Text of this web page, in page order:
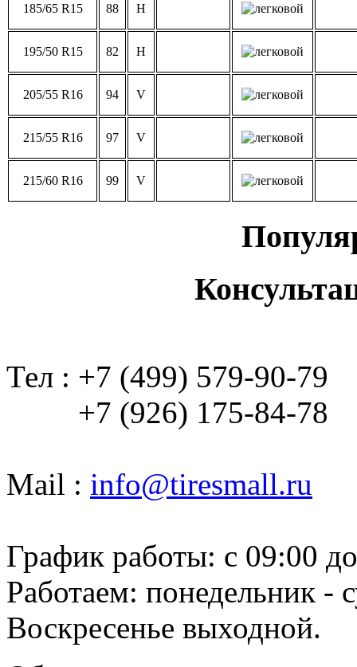
185/65 R15 88 H
195/50 R15 82 H
205/55 R16 94 V
215/55 R16 97 V
215/60 R16 99 V
Тел : +7 (499) 579-90-79
+7 (926) 175-84-78
Mail : info@tiresmall.ru
График работы: c 09:00
Работаем: понедельник -
Воскресенье выходной.